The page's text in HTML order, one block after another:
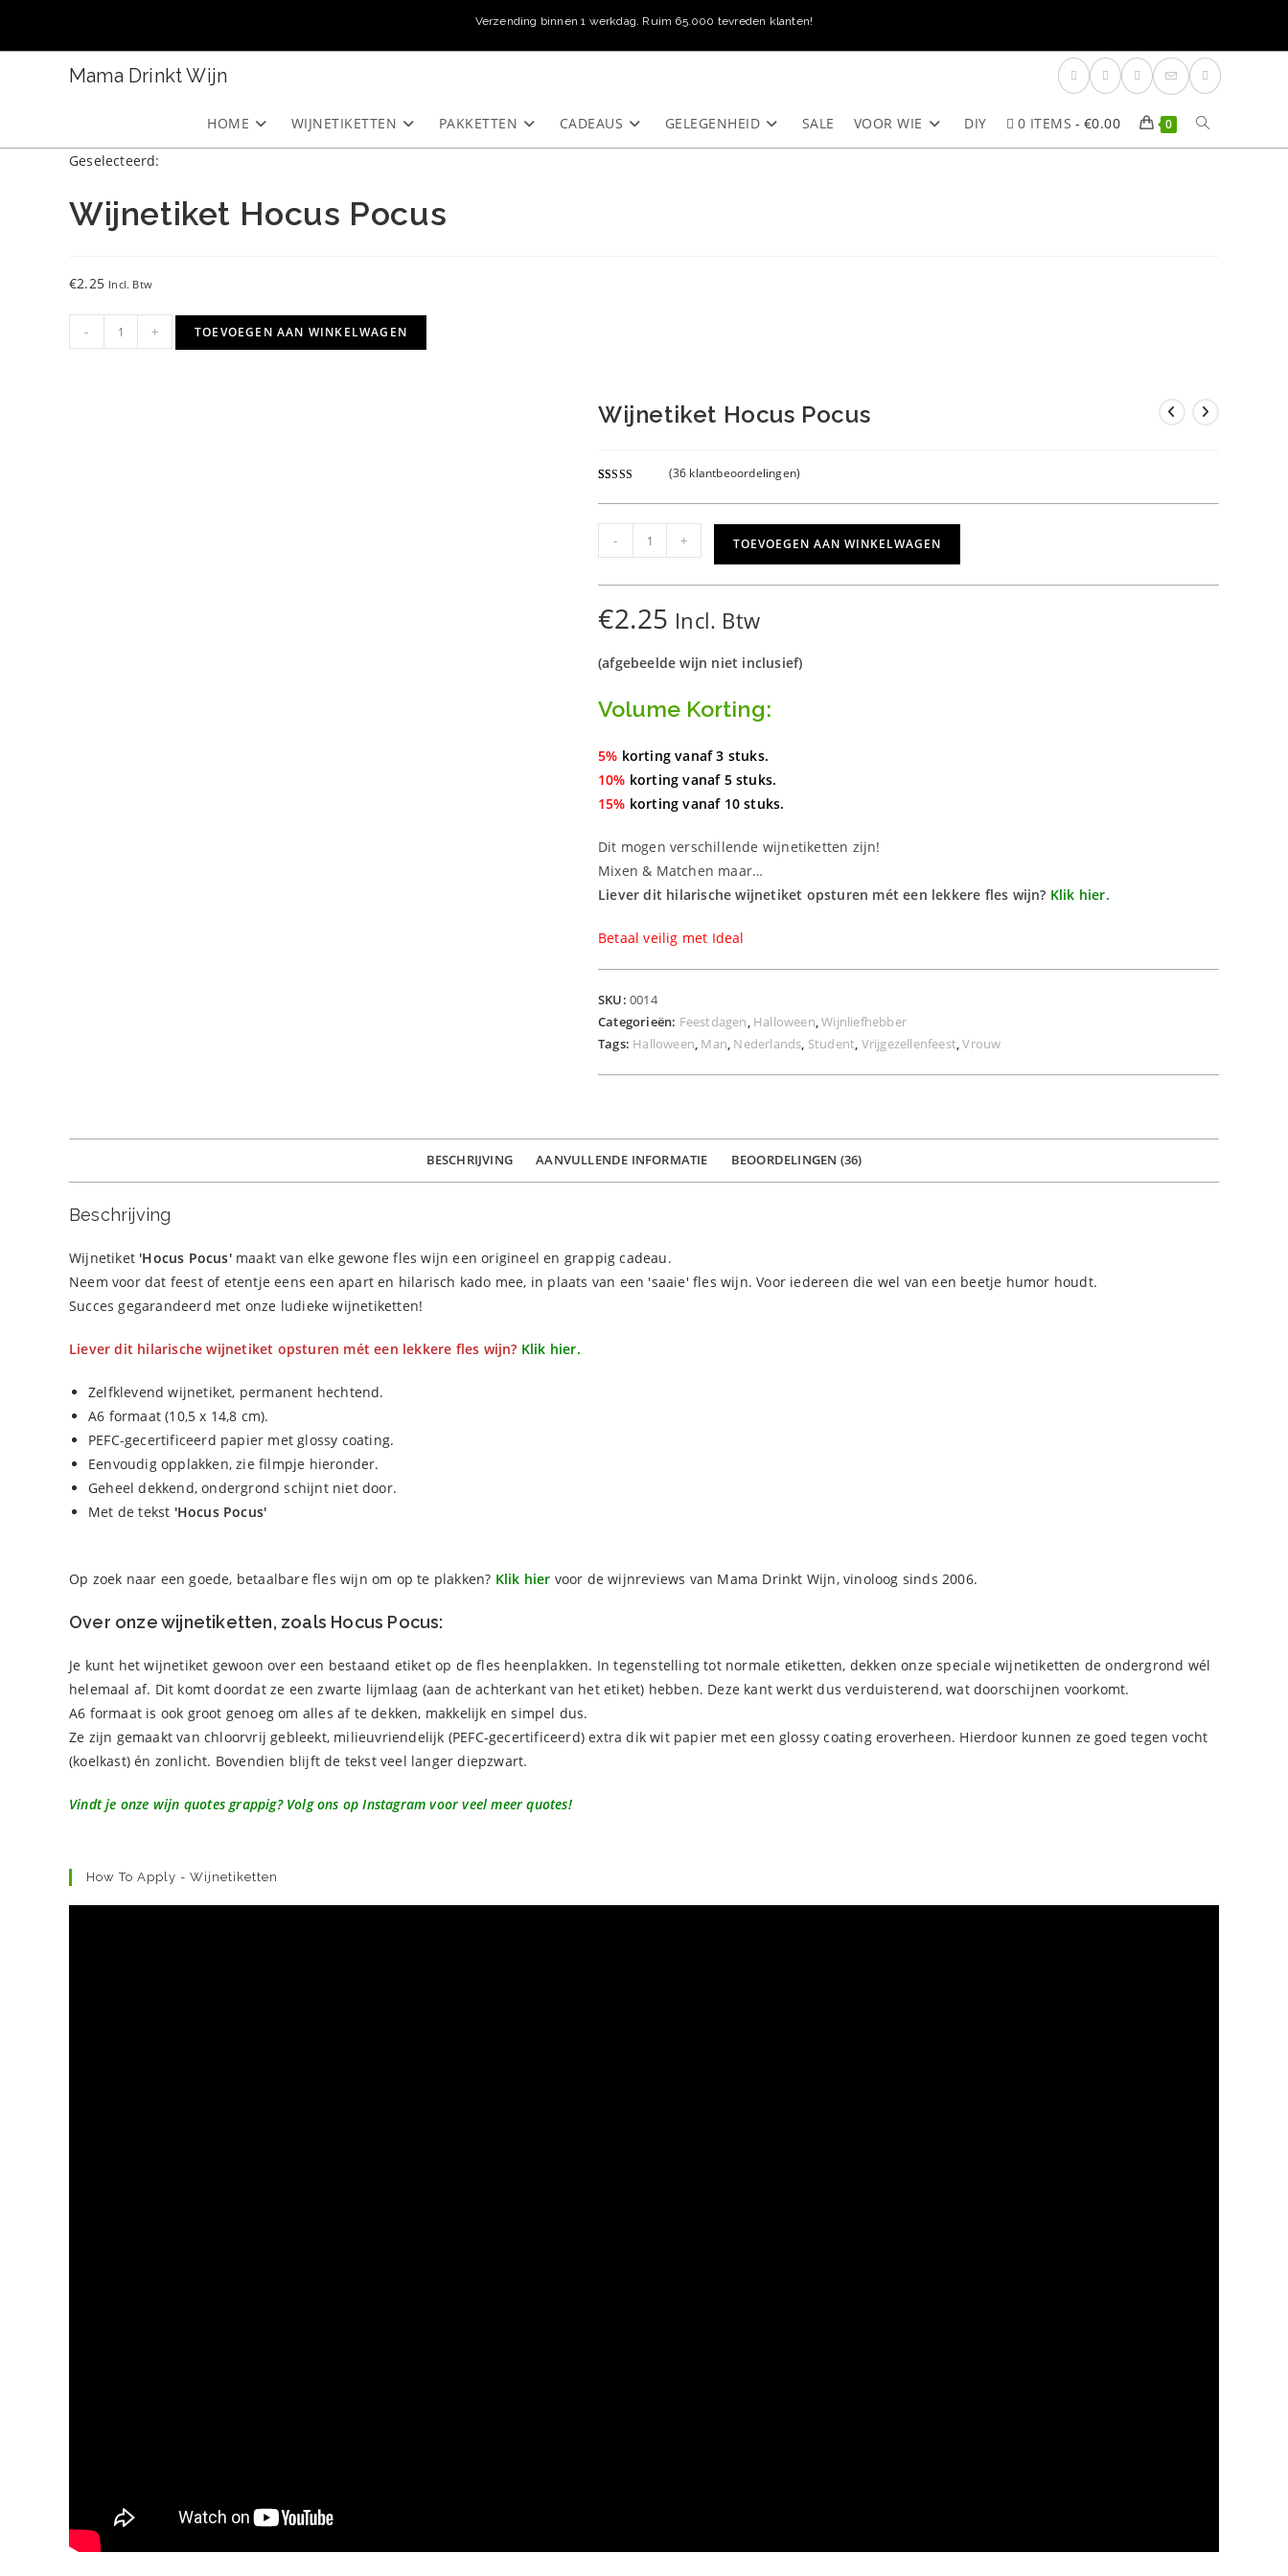
Verzending binnen 1 werkdag. Ruim 65.000 tevreden klanten!
Mama Drinkt Wijn
HOME WIJNETIKETTEN PAKKETTEN CADEAUS GELEGENHEID SALE VOOR WIE DIY 0 ITEMS €0.00 0 TOGGLE
Geselecteerd:
Wijnetiket Hocus Pocus
€2.25 Incl. Btw
Wijnetiket
Hocus
- + TOEVOEGEN AAN WINKELWAGEN
Wijnetiket Hocus Pocus
gebaseerd
klant
n
(36 klantbeoordelingen)
Wijnetiket
Hocus
Pocus
aantal
- + TOEVOEGEN AAN WINKELWAGEN
€2.25 Incl. Btw
(afgebeelde wijn niet inclusief)
Volume Korting:
5% korting vanaf 3 stuks.
10% korting vanaf 5 stuks.
15% korting vanaf 10 stuks.
Dit mogen verschillende wijnetiketten zijn!
Mixen & Matchen maar…
Liever dit hilarische wijnetiket opsturen mét een lekkere fles wijn? Klik hier.
Betaal veilig met Ideal
SKU: 0014
Categorieën: Feestdagen, Halloween,Wijnliefhebber
Tags: Halloween, Man, Nederlands, Student, Vrijgezellenfeest,Vrouw
BESCHRIJVING AANVULLENDE INFORMATIE BEOORDELINGEN (36)
Beschrijving
Wijnetiket 'Hocus Pocus'maakt van elke gewone fles wijn een origineel en grappig cadeau.
Neem voor dat feest of etentje eens een apart en hilarisch kado mee, in plaats van een 'saaie' fles wijn. Voor iedereen die wel van een beetje humor houdt.
Succes gegarandeerd met onze ludieke wijnetiketten!
Liever dit hilarische wijnetiket opsturen mét een lekkere fles wijn? Klik hier.
Zelfklevend wijnetiket, permanent hechtend.
A6 formaat (10,5 x 14,8 cm).
PEFC-gecertificeerd papier met glossy coating.
Eenvoudig opplakken, zie filmpje hieronder.
Geheel dekkend, ondergrond schijnt niet door.
Met de tekst 'Hocus Pocus'
Op zoek naar een goede, betaalbare fles wijn om op te plakken? Klik hier voor de wijnreviews van Mama Drinkt Wijn, vinoloog sinds 2006.
Over onze wijnetiketten, zoals Hocus Pocus:
Je kunt het wijnetiket gewoon over een bestaand etiket op de fles heenplakken. In tegenstelling tot normale etiketten, dekken onze speciale wijnetiketten de ondergrond wél
helemaal af. Dit komt doordat ze een zwarte lijmlaag (aan de achterkant van het etiket) hebben. Deze kant werkt dus verduisterend, wat doorschijnen voorkomt.
A6 formaat is ook groot genoeg om alles af te dekken, makkelijk en simpel dus.
Ze zijn gemaakt van chloorvrij gebleekt, milieuvriendelijk (PEFC-gecertificeerd) extra dik wit papier met een glossy coating eroverheen. Hierdoor kunnen ze goed tegen vocht
(koelkast) én zonlicht. Bovendien blijft de tekst veel langer diepzwart.
Vindt je onze wijn quotes grappig? Volg ons op Instagram voor veel meer quotes!
How To Apply - Wijnetiketten